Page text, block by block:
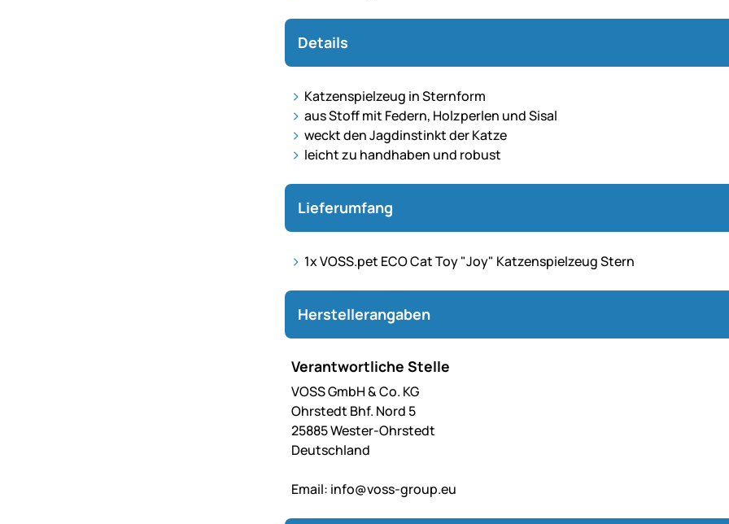
Details
Katzenspielzeug in Sternform
aus Stoff mit Federn, Holzperlen und Sisal
weckt den Jagdinstinkt der Katze
leicht zu handhaben und robust
Lieferumfang
1x VOSS.pet ECO Cat Toy "Joy" Katzenspielzeug Stern
Herstellerangaben
Verantwortliche Stelle
VOSS GmbH & Co. KG
Ohrstedt Bhf. Nord 5
25885 Wester-Ohrstedt
Deutschland
Email: info@voss-group.eu